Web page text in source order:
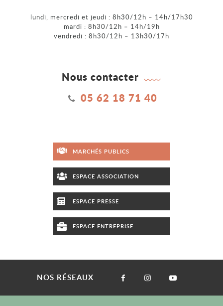
lundi, mercredi et jeudi : 8h30/12h – 14h/17h30
mardi : 8h30/12h – 14h/19h
vendredi : 8h30/12h – 13h30/17h
Nous contacter
05 62 18 71 40
MARCHÉS PUBLICS
ESPACE ASSOCIATION
ESPACE PRESSE
ESPACE ENTREPRISE
NOS RÉSEAUX